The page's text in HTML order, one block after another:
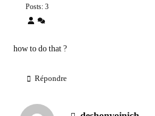
Posts: 3
how to do that ?
Répondre